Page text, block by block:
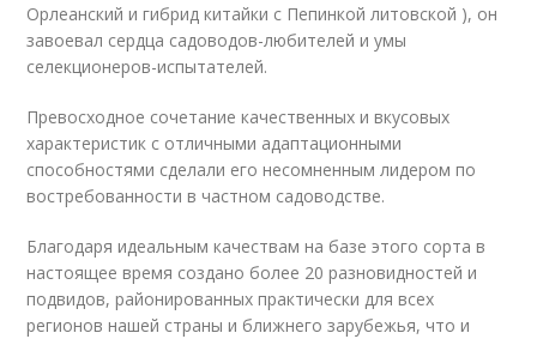
Орлеанский и гибрид китайки с Пепинкой литовской ), он
завоевал сердца садоводов-любителей и умы
селекционеров-испытателей.
Превосходное сочетание качественных и вкусовых
характеристик с отличными адаптационными
способностями сделали его несомненным лидером по
востребованности в частном садоводстве.
Благодаря идеальным качествам на базе этого сорта в
настоящее время создано более 20 разновидностей и
подвидов, районированных практически для всех
регионов нашей страны и ближнего зарубежья, что и